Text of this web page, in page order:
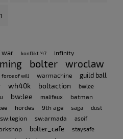
war konflikt '47 infinity
bolter wroclaw
force of will warmachine guild ball
wh40k boltaction bwlee
bw:lee malifaux
batman
hordes 9th age saga
dust
sw:legion sw:armada asoif
bolter_cafe
staysafe